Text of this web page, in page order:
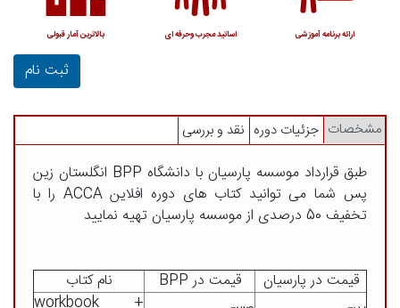
ارائه برنامه آموزشی اساتید مجرب وحرفه ای بالاترین آمار قبولی
ثبت نام
مشخصات جزئیات دوره نقد و بررسی
طبق قرارداد موسسه پارسیان با دانشگاه BPP انگلستان زین
پس شما می توانید کتاب های دوره افلاین ACCA را با
تخفیف 50 درصدی از موسسه پارسیان تهیه نمایید
قیمت در پارسیان قیمت در BPP
نام کتاب
workbook +